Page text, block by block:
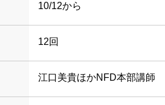
10/12から
12回
江口美貴ほかNFD本部講師